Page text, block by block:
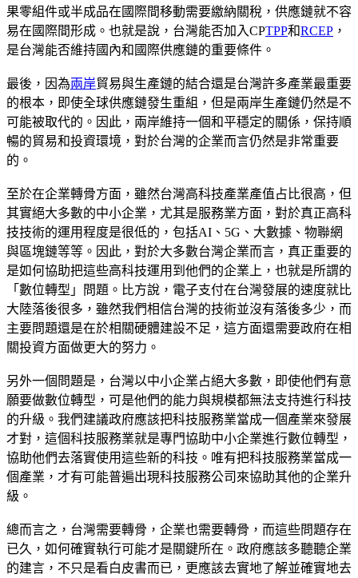
果零組件或半成品在國際間移動需要繳納關稅，供應鏈就不容
易在國際間形成。也就是說，台灣能否加入CPTPP和RCEP ，
是台灣能否維持國內和國際供應鏈的重要條件。
最後，因為兩岸貿易與生產鏈的結合還是台灣許多產業最重要
的根本，即使全球供應鏈發生重組，但是兩岸生產鏈仍然是不
可能被取代的。因此，兩岸維持一個和平穩定的關係，保持順
暢的貿易和投資環境，對於台灣的企業而言仍然是非常重要
的。
至於在企業轉骨方面，雖然台灣高科技產業產值占比很高，但
其實絕大多數的中小企業，尤其是服務業方面，對於真正高科
技技術的運用程度是很低的，包括AI、5G、大數據、物聯網
與區塊鏈等等。因此，對於大多數台灣企業而言，真正重要的
是如何協助把這些高科技運用到他們的企業上，也就是所謂的
「數位轉型」問題。比方說，電子支付在台灣發展的速度就比
大陸落後很多，雖然我們相信台灣的技術並沒有落後多少，而
主要問題還是在於相關硬體建設不足，這方面還需要政府在相
關投資方面做更大的努力。
另外一個問題是，台灣以中小企業占絕大多數，即使他們有意
願要做數位轉型，可是他們的能力與規模都無法支持進行科技
的升級。我們建議政府應該把科技服務業當成一個產業來發展
才對，這個科技服務業就是專門協助中小企業進行數位轉型，
協助他們去落實使用這些新的科技。唯有把科技服務業當成一
個產業，才有可能普遍出現科技服務公司來協助其他的企業升
級。
總而言之，台灣需要轉骨，企業也需要轉骨，而這些問題存在
已久，如何確實執行可能才是關鍵所在。政府應該多聽聽企業
的建言，不只是看白皮書而已，更應該去實地了解並確實地去